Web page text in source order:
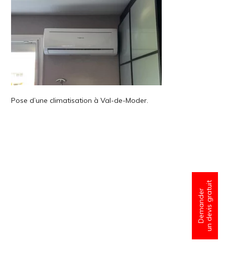
Demanderun devis gratuit
Pose d’une climatisation à Val-de-Moder.